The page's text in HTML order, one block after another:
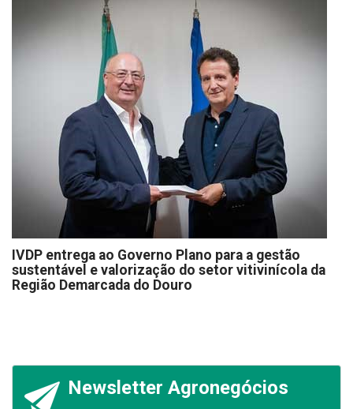
IVDP entrega ao Governo Plano para a gestão
sustentável e valorização do setor vitivinícola da
Região Demarcada do Douro
Newsletter Agronegócios